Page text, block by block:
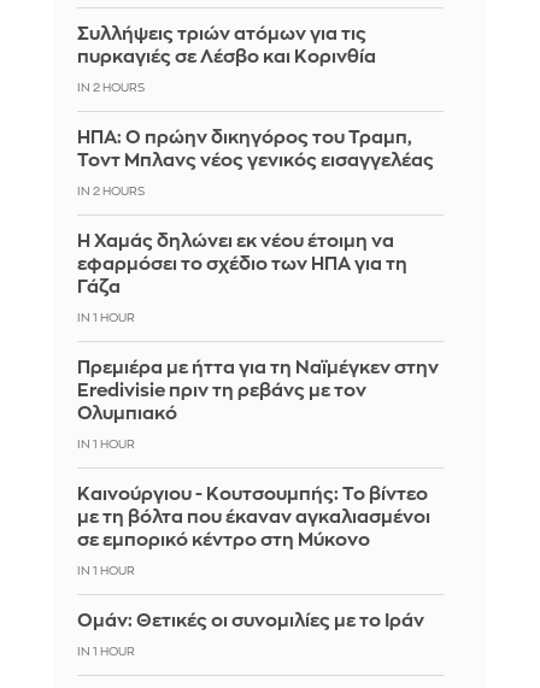
Συλλήψεις τριών ατόμων για τις
πυρκαγιές σε Λέσβο και Κορινθία
IN 2 HOURS
ΗΠΑ: Ο πρώην δικηγόρος του Τραμπ,
Τοντ Μπλανς νέος γενικός εισαγγελέας
IN 2 HOURS
Η Χαμάς δηλώνει εκ νέου έτοιμη να
εφαρμόσει το σχέδιο των ΗΠΑ για τη
Γάζα
IN 1 HOUR
Πρεμιέρα με ήττα για τη Ναϊμέγκεν στην
Eredivisie πριν τη ρεβάνς με τον
Ολυμπιακό
IN 1 HOUR
Καινούργιου - Κουτσουμπής: Το βίντεο
με τη βόλτα που έκαναν αγκαλιασμένοι
σε εμπορικό κέντρο στη Μύκονο
IN 1 HOUR
Ομάν: Θετικές οι συνομιλίες με το Ιράν
IN 1 HOUR